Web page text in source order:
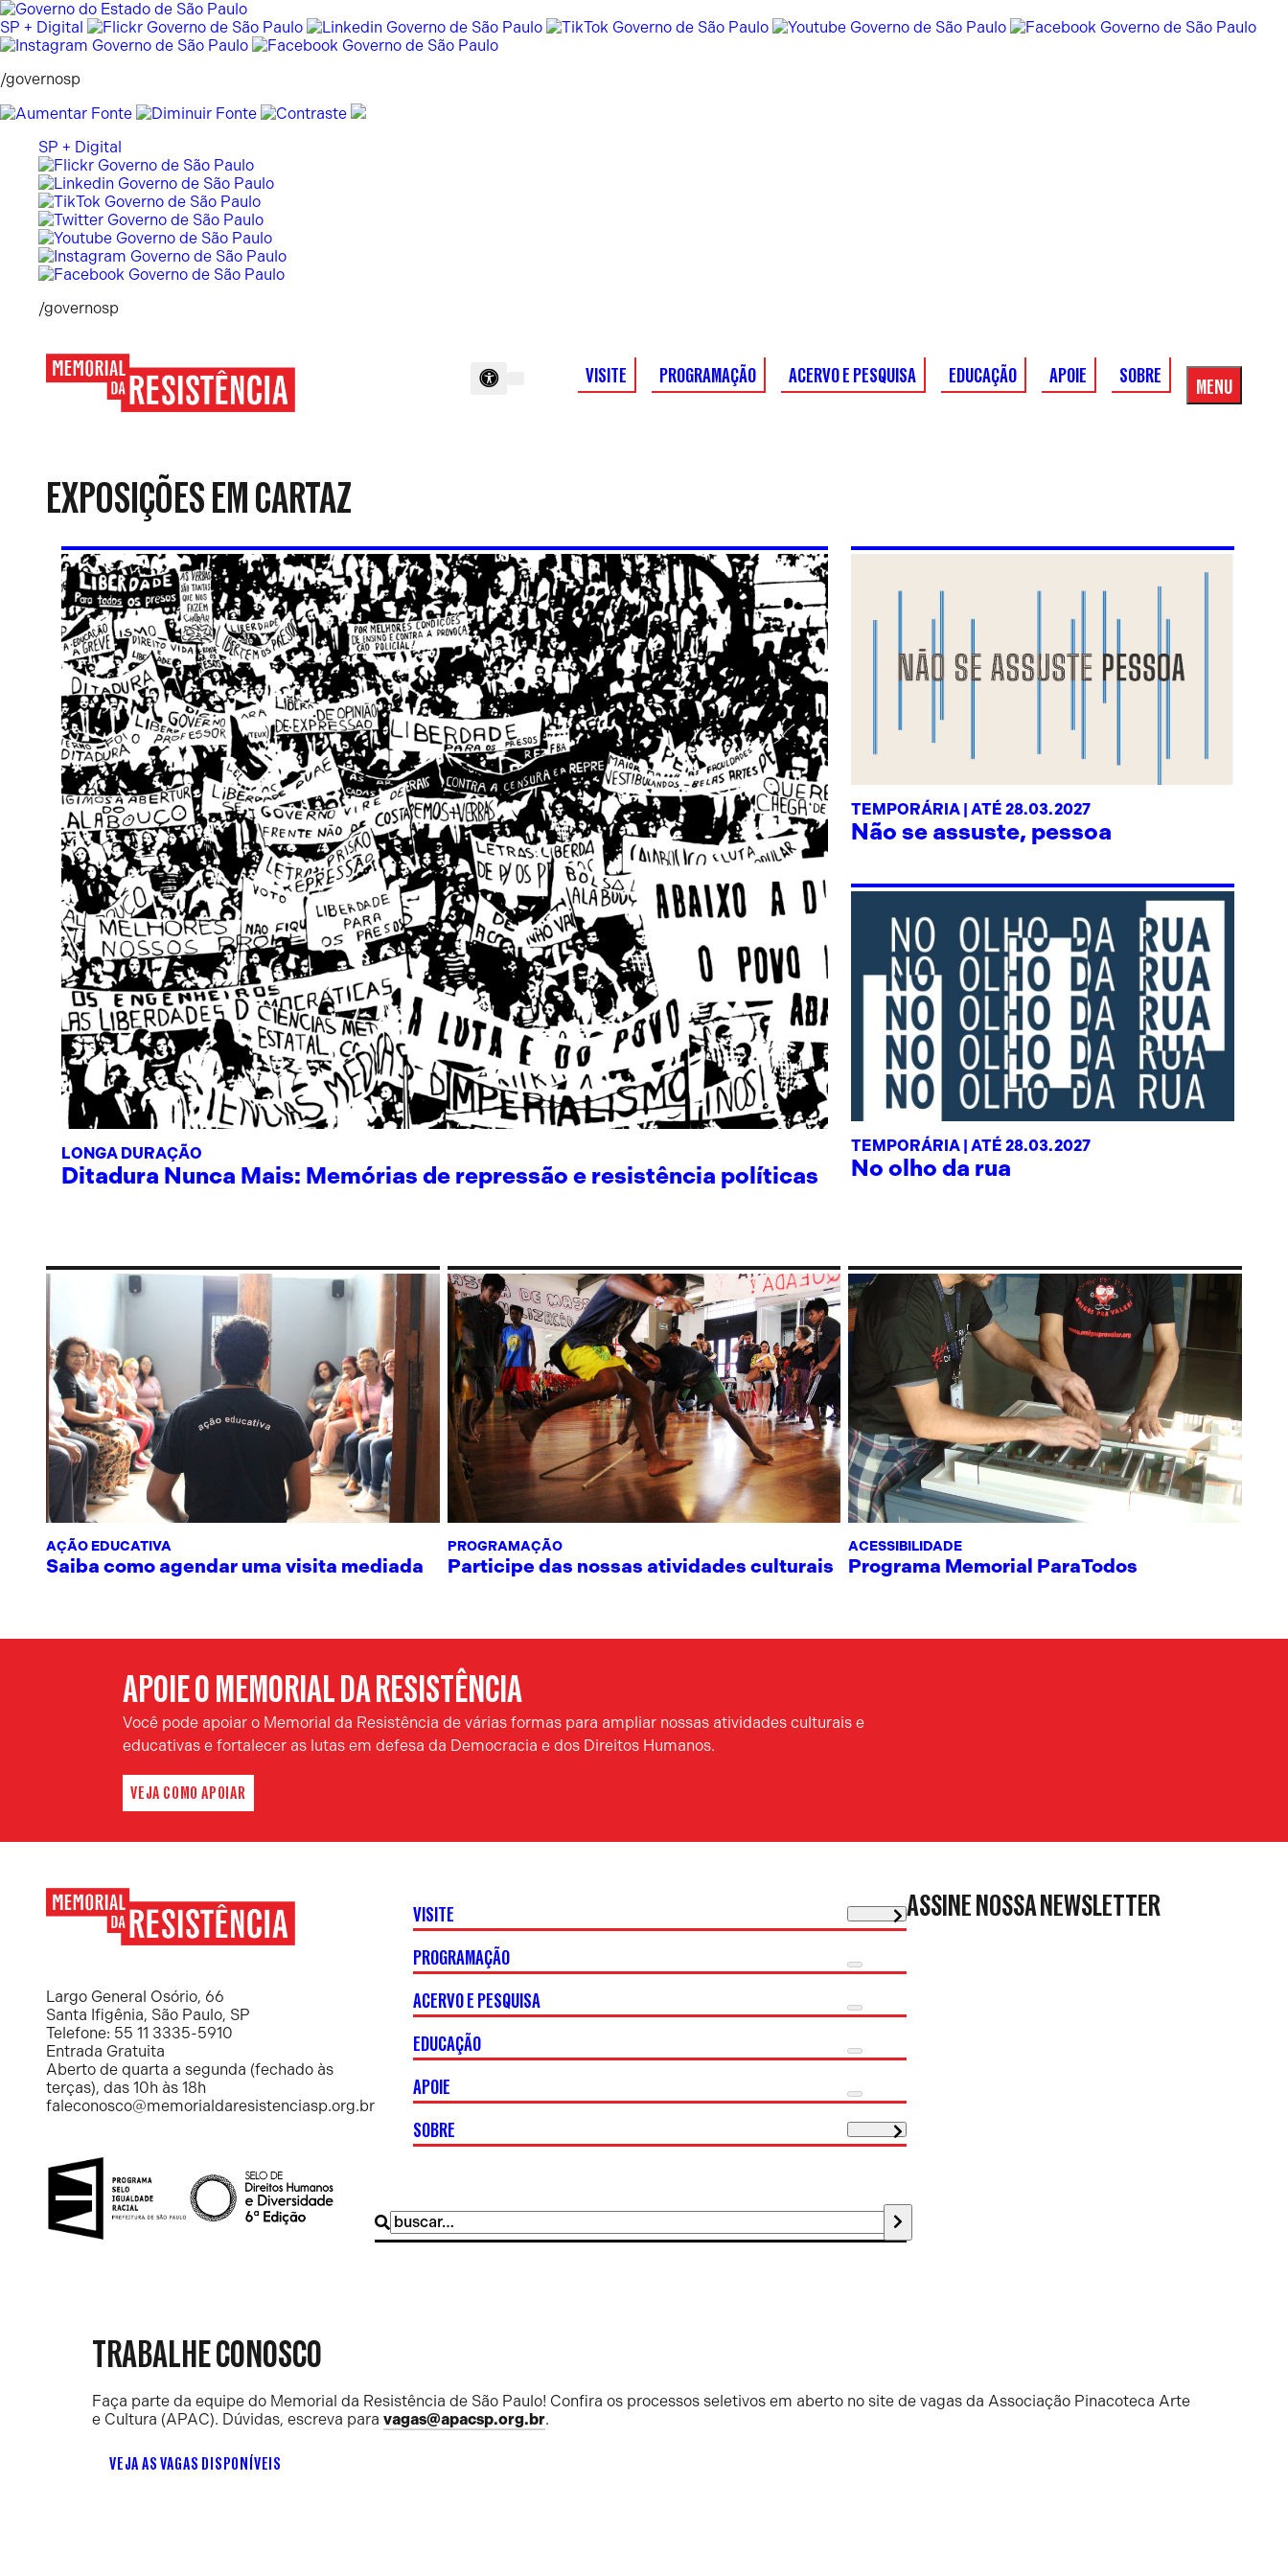
Pular
para
o
SP + Digital
/governosp
SP + Digital
/governosp
VISITE PROGRAMAÇÃO ACERVO E PESQUISA EDUCAÇÃO APOIE SOBRE MENU
Menu
EXPOSIÇÕES EM CARTAZ
LONGA DURAÇÃO
Ditadura Nunca Mais: Memórias de repressão e resistência políticas
TEMPORÁRIA | ATÉ 28.03.2027
Não se assuste, pessoa
TEMPORÁRIA | ATÉ 28.03.2027
No olho da rua
AÇÃO EDUCATIVA
Saiba como agendar uma visita mediada
PROGRAMAÇÃO
Participe das nossas atividades culturais
ACESSIBILIDADE
Programa Memorial ParaTodos
APOIE O MEMORIAL DA RESISTÊNCIA
Você pode apoiar o Memorial da Resistência de várias formas para ampliar nossas atividades culturais e
educativas e fortalecer as lutas em defesa da Democracia e dos Direitos Humanos.
VEJA COMO APOIAR
Resistência
Largo General Osório, 66
Santa Ifigênia, São Paulo, SP
Telefone: 55 11 3335-5910
Entrada Gratuita
Aberto de quarta a segunda (fechado às
terças), das 10h às 18h
faleconosco@memorialdaresistenciasp.org.br
Buscar
por:
VISITE
PROGRAMAÇÃO
ACERVO E PESQUISA
EDUCAÇÃO
APOIE
SOBRE
ASSINE NOSSA NEWSLETTER
TRABALHE CONOSCO
Faça parte da equipe do Memorial da Resistência de São Paulo! Confira os processos seletivos em aberto no site de vagas da Associação Pinacoteca Arte
e Cultura (APAC). Dúvidas, escreva para vagas@apacsp.org.br.
VEJA AS VAGAS DISPONÍVEIS